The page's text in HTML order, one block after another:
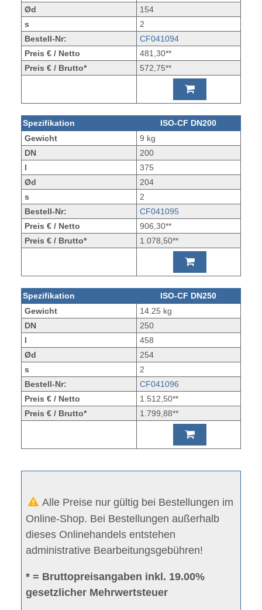
Ød
154
s
2
Bestell-Nr:
CF041094
Preis € / Netto
481,30**
Preis € / Brutto*
572,75**
Spezifikation
ISO-CF DN200
Gewicht
9 kg
DN
200
l
375
Ød
204
s
2
Bestell-Nr:
CF041095
Preis € / Netto
906,30**
Preis € / Brutto*
1.078,50**
Spezifikation
ISO-CF DN250
Gewicht
14.25 kg
DN
250
l
458
Ød
254
s
2
Bestell-Nr:
CF041096
Preis € / Netto
1.512,50**
Preis € / Brutto*
1.799,88**
Alle Preise nur gültig bei Bestellungen im
Online-Shop. Bei Bestellungen außerhalb
dieses Onlinehandels entstehen
administrative Bearbeitungsgebühren!
* = Bruttopreisangaben inkl. 19.00%
gesetzlicher Mehrwertsteuer